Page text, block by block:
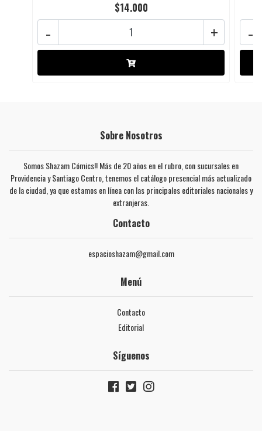
$14.000
+
- -
Sobre Nosotros
Somos Shazam Cómics!! Más de 20 años en el rubro, con sucursales en
Providencia y Santiago Centro, tenemos el catálogo presencial más actualizado
de la ciudad, ya que estamos en línea con las principales editoriales nacionales y
extranjeras.
Contacto
espacioshazam@gmail.com
Menú
Contacto
Editorial
Síguenos